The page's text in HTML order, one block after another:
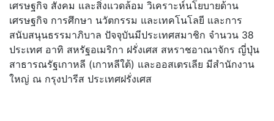
เศรษฐกิจ สังคม และสิ่งแวดล้อม วิเคราะห์นโยบายด้าน
เศรษฐกิจ การศึกษา นวัตกรรม และเทคโนโลยี และการ
สนับสนุนธรรมาภิบาล ปัจจุบันมีประเทศสมาชิก จำนวน 38
ประเทศ อาทิ สหรัฐอเมริกา ฝรั่งเศส สหราชอาณาจักร ญี่ปุ่น
สาธารณรัฐเกาหลี (เกาหลีใต้) และออสเตรเลีย มีสำนักงาน
ใหญ่ ณ กรุงปารีส ประเทศฝรั่งเศส